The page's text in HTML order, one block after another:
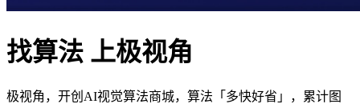
找算法 上极视角
极视角，开创AI视觉算法商城，算法「多快好省」，累计图